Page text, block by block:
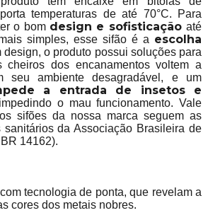
temperaturas de até 70°C. Para
o bom design e sofisticaçãoaté
simples, esse sifão é a escolha
o produto possui soluções para
cheiros dos encanamentos voltem a
seu ambiente desagradável, e um
a entrada de insetos e
o mau funcionamento. Vale
sifões da nossa marca seguem as
sanitários da Associação Brasileira de
14162).
tecnologia de ponta, que revelam a
cores dos metais nobres.